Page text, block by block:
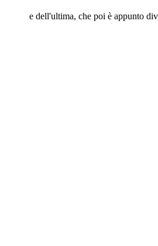
e dell'ultima, che poi è appunto